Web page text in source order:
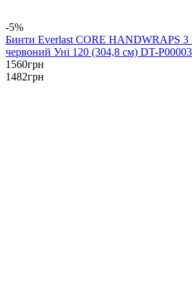
-5%
Бинти Everlast CORE HANDWRAPS 3
червоний Уні 120 (304,8 см) DT-
1560грн
1482грн